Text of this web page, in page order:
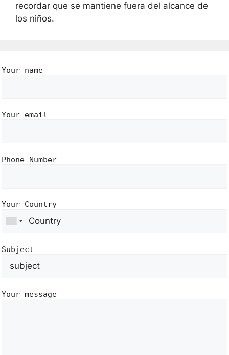
recordar que se mantiene fuera del alcance de
los niños.
Your name
Your email
Phone Number
Your Country
Subject
Your message